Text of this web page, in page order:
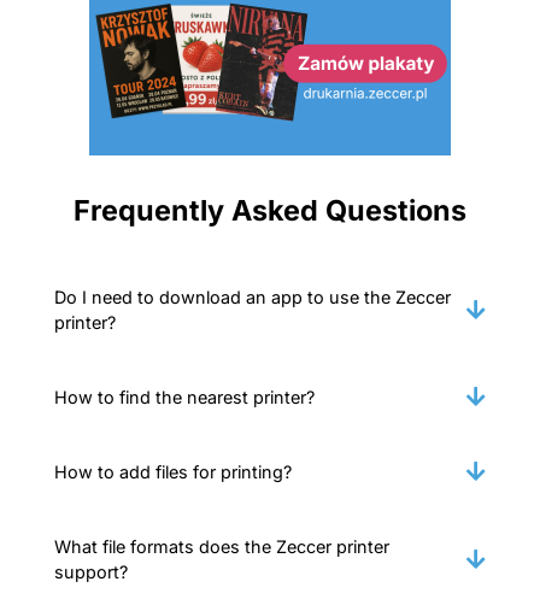
Frequently Asked Questions
Do I need to download an app to use the Zeccer
printer?
How to find the nearest printer?
How to add files for printing?
What file formats does the Zeccer printer
support?